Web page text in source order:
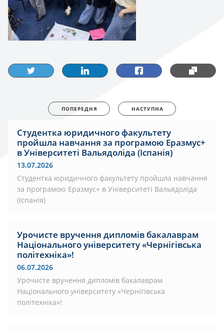
ПОПЕРЕДНЯ НАСТУПНА
Студентка юридичного факультету
пройшла навчання за програмою Еразмус+
в Університеті Вальядоліда (Іспанія)
13.07.2026
Студентка юридичного факультету пройшла навчання
за програмою Еразмус+ в Університеті Вальядоліда
(Іспанія)
Урочисте вручення дипломів бакалаврам
Національного університету «Чернігівська
політехніка»!
06.07.2026
Урочисте вручення дипломів бакалаврам
Національного університету «Чернігівська
політехніка»!